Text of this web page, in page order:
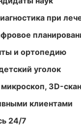
при
и ортопедию
уголок
3D-
клиентами
24/7